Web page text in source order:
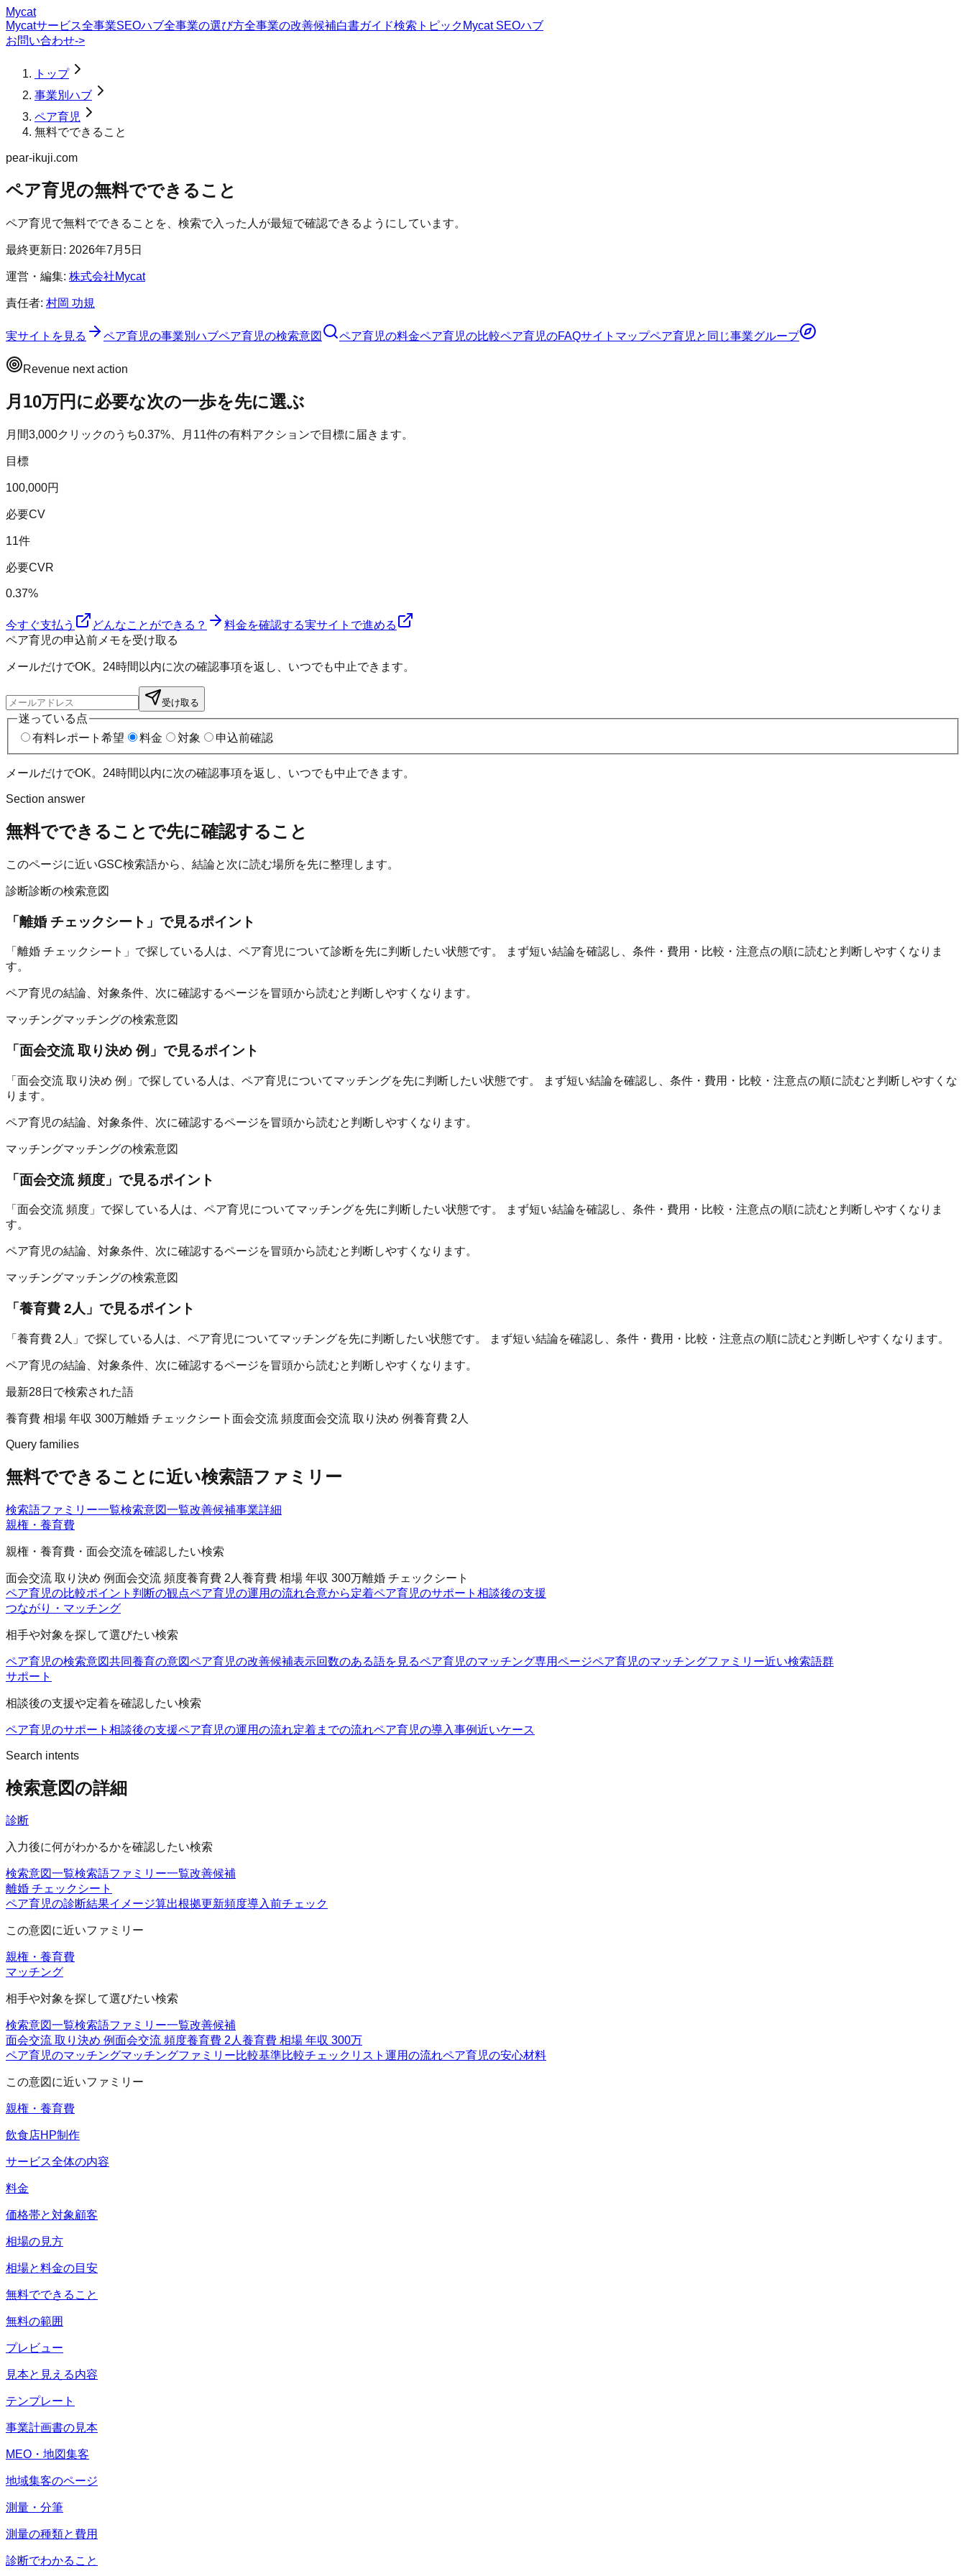
Mycat
Mycatサービス全事業SEOハブ全事業の選び方全事業の改善候補白書ガイド検索トピック Mycat SEOハブ
お問い合わせ->
トップ
事業別ハブ
ペア育児
無料でできること
pear-ikuji.com
ペア育児の無料でできること
ペア育児で無料でできることを、検索で入った人が最短で確認できるようにしています。
最終更新日: 2026年7月5日
運営・編集: 株式会社Mycat
責任者: 村岡 功規
実サイトを見る ペア育児の事業別ハブペア育児の検索意図 ペア育児の料金ペア育児の比較ペア育児のFAQサイトマップペア育児 と同じ事業グループ
Revenue next action
月10万円に必要な次の一歩を先に選ぶ
月間3,000クリックのうち0.37%、月 11件の有料アクションで目標に届きます。
目標
100,000円
必要CV
11件
必要CVR
0.37%
今すぐ支払う どんなことができる？ 料金を確認する実サイトで進める
ペア育児の申込前メモを受け取る
メールだけでOK。24時間以内に次の確認事項を返し、いつでも中止できます。
受け取る
迷っている点
有料レポート希望
料金 対象 申込前確認
メールだけでOK。24時間以内に次の確認事項を返し、いつでも中止できます。
Section answer
無料でできること で先に確認すること
このページに近いGSC検索語から、結論と次に読む場所を先に整理します。
診断診断の検索意図
「離婚 チェックシート 」で見るポイント
「離婚 チェックシート」で探している人は、ペア育児について診断を先に判断したい状態です。 まず短い結論を確認し、条件・費用・比較・注意点の順に読むと判断しやすくなりま
す。
ペア育児の結論、対象条件、次に確認するページを冒頭から読むと判断しやすくなります。
マッチングマッチングの検索意図
「 面会交流 取り決め 例 」で見るポイント
「面会交流 取り決め 例」で探している人は、ペア育児についてマッチングを先に判断したい状態です。 まず短い結論を確認し、条件・費用・比較・注意点の順に読むと判断しやすくな
ります。
ペア育児の結論、対象条件、次に確認するページを冒頭から読むと判断しやすくなります。
マッチングマッチングの検索意図
「面会交流 頻度 」で見るポイント
「面会交流 頻度」で探している人は、ペア育児についてマッチングを先に判断したい状態です。 まず短い結論を確認し、条件・費用・比較・注意点の順に読むと判断しやすくなりま
す。
ペア育児の結論、対象条件、次に確認するページを冒頭から読むと判断しやすくなります。
マッチングマッチングの検索意図
「 養育費 2人 」で見るポイント
「養育費 2人」で探している人は、ペア育児についてマッチングを先に判断したい状態です。 まず短い結論を確認し、条件・費用・比較・注意点の順に読むと判断しやすくなります。
ペア育児の結論、対象条件、次に確認するページを冒頭から読むと判断しやすくなります。
最新28日で検索された語
養育費 相場 年収 300万離婚 チェックシート 面会交流 頻度面会交流 取り決め 例養育費 2人
Query families
無料でできることに近い検索語ファミリー
検索語ファミリー一覧検索意図一覧改善候補事業詳細
親権・養育費
親権・養育費・面会交流を確認したい検索
面会交流 取り決め 例面会交流 頻度養育費 2人 養育費 相場 年収 300万離婚 チェックシート
ペア育児の比較ポイント 判断の観点ペア育児の運用の流れ合意から定着ペア育児のサポート 相談後の支援
つながり・マッチング
相手や対象を探して選びたい検索
ペア育児の検索意図共同養育の意図ペア育児の改善候補表示回数のある語を見るペア育児のマッチング専用ページペア育児のマッチングファミリー近い検索語群
サポート
相談後の支援や定着を確認したい検索
ペア育児のサポート 相談後の支援ペア育児の運用の流れ定着までの流れペア育児の導入事例近いケース
Search intents
検索意図の詳細
診断
入力後に何がわかるかを確認したい検索
検索意図一覧検索語ファミリー一覧改善候補
離婚 チェックシート
ペア育児の診断結果イメージ算出根拠更新頻度導入前チェック
この意図に近いファミリー
親権・養育費
マッチング
相手や対象を探して選びたい検索
検索意図一覧検索語ファミリー一覧改善候補
面会交流 取り決め 例面会交流 頻度養育費 2人養育費 相場 年収 300万
ペア育児のマッチングマッチングファミリー比較基準比較チェックリスト 運用の流れペア育児の安心材料
この意図に近いファミリー
親権・養育費
飲食店HP制作
サービス全体の内容
料金
価格帯と対象顧客
相場の見方
相場と料金の目安
無料でできること
無料の範囲
プレビュー
見本と見える内容
テンプレート
事業計画書の見本
MEO・地図集客
地域集客のページ
測量・分筆
測量の種類と費用
診断でわかること